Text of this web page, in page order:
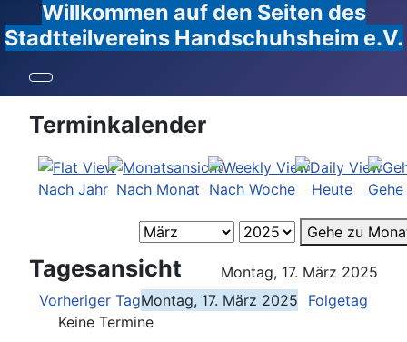
Willkommen auf den Seiten des
Stadtteilvereins Handschuhsheim e.V.
Terminkalender
Nach Jahr Nach Monat Nach Woche Heute
Gehe zu
Tagesansicht
Montag, 17. März 2025
Vorheriger TagMontag, 17. März 2025
Folgetag
Keine Termine